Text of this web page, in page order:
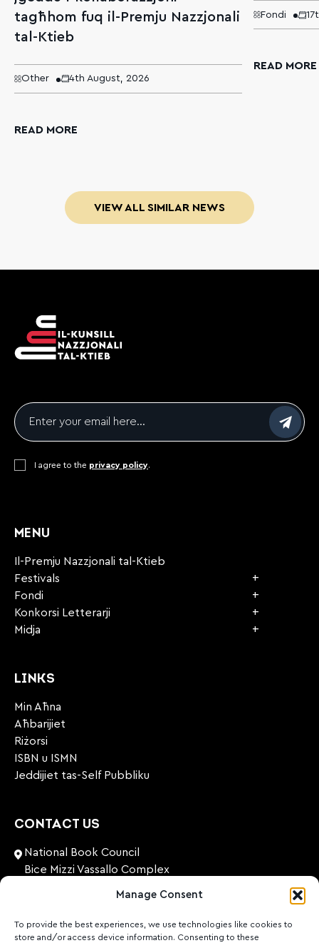
Manage Consent
To provide the best experiences, we use technologies like cookies to
store and/or access device information. Consenting to these
tagħhom fuq il-Premju Nazzjonali
tal-Ktieb
Other 4th August, 2026
READ MORE
Fondi
READ MORE
VIEW ALL SIMILAR NEWS
MENU
Il-Premju Nazzjonali tal-Ktieb
Festivals
Fondi
Konkorsi Letterarji
Midja
LINKS
Min Aħna
Aħbarijiet
Riżorsi
ISBN u ISMN
Jeddijiet tas-Self Pubbliku
Email
Consent*
I agree to the privacy policy.
CONTACT US
National Book Council
Bice Mizzi Vassallo Complex
Malta